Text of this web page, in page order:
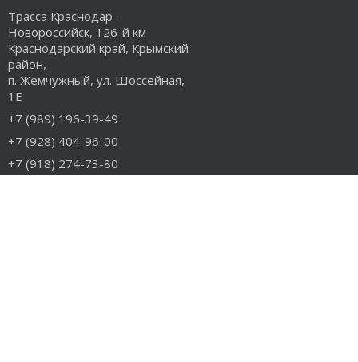
Трасса Краснодар -
Новороссийск, 126-й км
Краснодарский край, Крымский
район,
п. Жемчужный, ул. Шоссейная,
1Е
+7 (989) 196-39-49
+7 (928) 404-96-00
+7 (918) 274-73-80